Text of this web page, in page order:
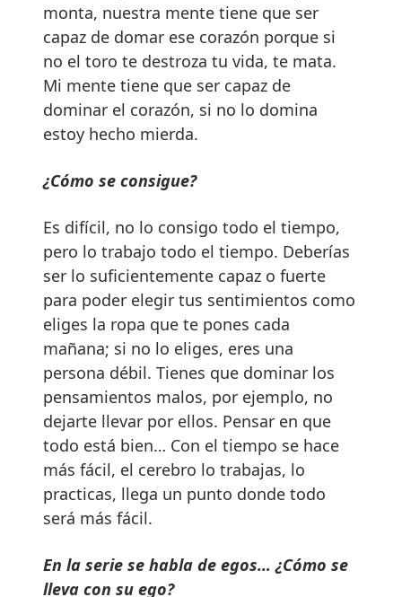
monta, nuestra mente tiene que ser
capaz de domar ese corazón porque si
no el toro te destroza tu vida, te mata.
Mi mente tiene que ser capaz de
dominar el corazón, si no lo domina
estoy hecho mierda.
¿Cómo se consigue?
Es difícil, no lo consigo todo el tiempo,
pero lo trabajo todo el tiempo. Deberías
ser lo suficientemente capaz o fuerte
para poder elegir tus sentimientos como
eliges la ropa que te pones cada
mañana; si no lo eliges, eres una
persona débil. Tienes que dominar los
pensamientos malos, por ejemplo, no
dejarte llevar por ellos. Pensar en que
todo está bien… Con el tiempo se hace
más fácil, el cerebro lo trabajas, lo
practicas, llega un punto donde todo
será más fácil.
En la serie se habla de egos… ¿Cómo se
lleva con su ego?